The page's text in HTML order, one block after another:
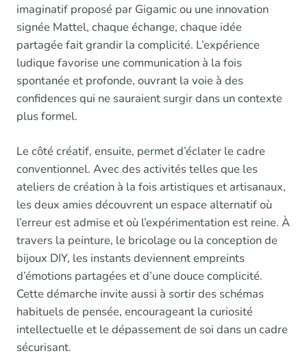
imaginatif proposé par Gigamic ou une innovation
signée Mattel, chaque échange, chaque idée
partagée fait grandir la complicité. L’expérience
ludique favorise une communication à la fois
spontanée et profonde, ouvrant la voie à des
confidences qui ne sauraient surgir dans un contexte
plus formel.
Le côté créatif, ensuite, permet d’éclater le cadre
conventionnel. Avec des activités telles que les
ateliers de création à la fois artistiques et artisanaux,
les deux amies découvrent un espace alternatif où
l’erreur est admise et où l’expérimentation est reine. À
travers la peinture, le bricolage ou la conception de
bijoux DIY, les instants deviennent empreints
d’émotions partagées et d’une douce complicité.
Cette démarche invite aussi à sortir des schémas
habituels de pensée, encourageant la curiosité
intellectuelle et le dépassement de soi dans un cadre
sécurisant.